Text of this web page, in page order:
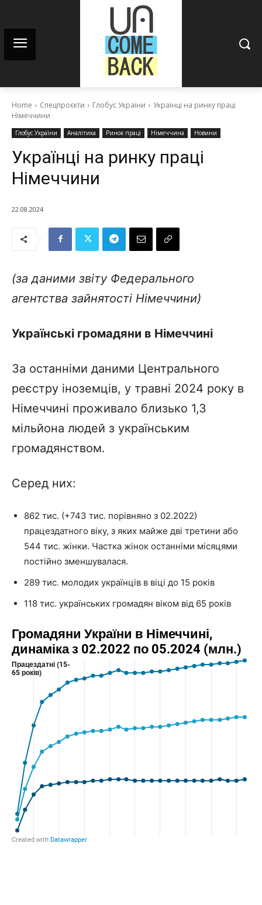
Home Спецпроєкти Глобус України
Українці на ринку праці
Німеччини
Глобус України Аналітика Ринок праці Німеччина Новини
Українці на ринку праці
Німеччини
22.08.2024
(за даними звіту Федерального
агентства зайнятості Німеччини)
Українські громадяни в Німеччині
За останніми даними Центрального
реєстру іноземців, у травні 2024 року в
Німеччині проживало близько 1,3
мільйона людей з українським
громадянством.
Серед них:
862 тис. (+743 тис. порівняно з 02.2022)
працездатного віку, з яких майже дві третини або
544 тис. жінки. Частка жінок останніми місяцями
постійно зменшувалася.
289 тис. молодих українців в віці до 15 років
118 тис. українських громадян віком від 65 років